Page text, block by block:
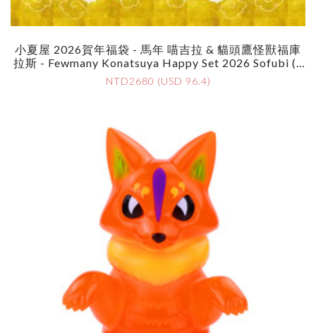
小夏屋 2026賀年福袋 - 馬年 喵吉拉 & 貓頭鷹怪獸福庫
拉斯 - Fewmany Konatsuya Happy Set 2026 Sofubi (S
Oft Vinyl Figure) - Negora & Fukurous
NTD2680 (USD 96.4)